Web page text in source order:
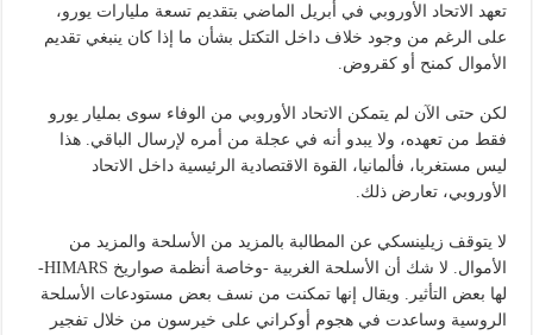
تعهد الاتحاد الأوروبي في أبريل الماضي بتقديم تسعة مليارات يورو،
على الرغم من وجود خلاف داخل التكتل بشأن ما إذا كان ينبغي تقديم
الأموال كمنح أو كقروض.
لكن حتى الآن لم يتمكن الاتحاد الأوروبي من الوفاء سوى بمليار يورو
فقط من تعهده، ولا يبدو أنه في عجلة من أمره لإرسال الباقي. هذا
ليس مستغربا، فألمانيا، القوة الاقتصادية الرئيسية داخل الاتحاد
الأوروبي، تعارض ذلك.
لا يتوقف زيلينسكي عن المطالبة بالمزيد من الأسلحة والمزيد من
الأموال. لا شك أن الأسلحة الغربية -وخاصة أنظمة صواريخ HIMARS-
لها بعض التأثير. ويقال إنها تمكنت من نسف بعض مستودعات الأسلحة
الروسية وساعدت في هجوم أوكراني على خيرسون من خلال تفجير